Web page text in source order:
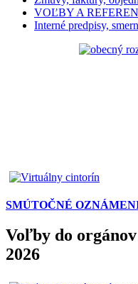
VOĽBY A
Interné predpisy,
SMÚTOČNÉ
Voľby do
2026